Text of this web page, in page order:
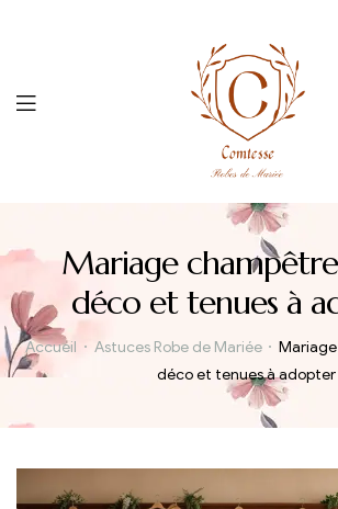
Menu
Mariage
déco et tenues à
Accueil Astuces Robe de Mariée
déco et tenues à adopter